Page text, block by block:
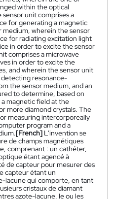
within the optical
unit comprises a
for generating a magnetic
wherein the sensor
for radiating excitation light
in order to excite the sensor
comprises a microwave
in order to excite the
and wherein the sensor unit
resonance-
the sensor medium, and an
to determine, based on
magnetic field at the
more diamond crystals. The
measuring intercorporeally
program and a
[French] L'invention se
de champs magnétiques
comprenant : un cathéter,
étant agencé à
de capteur pour mesurer des
capteur étant un
lacune qui comporte, en tant
cristaux de diamant
azote-lacune, le ou les